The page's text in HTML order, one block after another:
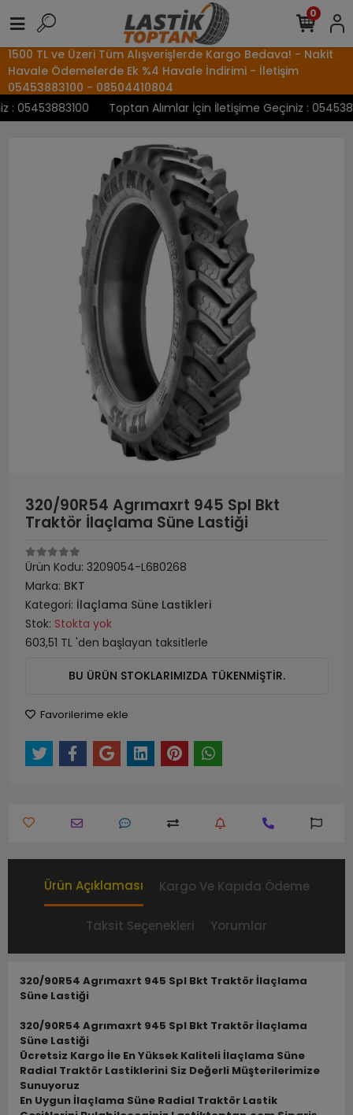
1500 TL ve Üzeri Tüm Alışverişlerde Kargo Bedava! - Nakit
Havale Ödemelerde Ek %4 Havale İndirimi - İletişim
05453883100 - 08504410804
Toptan Alımlar İçin İletişime Geçiniz :
0
320/90R54 Agrımaxrt 945 Spl Bkt
Traktör İlaçlama Süne Lastiği
Ürün Kodu: 3209054-L6B0268
Marka: BKT
Kategori: İlaçlama Süne Lastikleri
Stok: Stokta yok
603,51 TL 'den başlayan taksitlerle
BU ÜRÜN STOKLARIMIZDA TÜKENMİŞTİR.
Favorilerime ekle
Ürün Açıklaması Kargo Ve Kapıda Ödeme
Taksit Seçenekleri Yorumlar
320/90R54 Agrımaxrt 945 Spl Bkt Traktör İlaçlama
Süne Lastiği
320/90R54 Agrımaxrt 945 Spl Bkt Traktör İlaçlama
Süne Lastiği
Ücretsiz Kargo İle En Yüksek Kaliteli İlaçlama Süne
Radial Traktör Lastiklerini Siz Değerli Müşterilerimize
Sunuyoruz
En Uygun İlaçlama Süne Radial Traktör Lastik